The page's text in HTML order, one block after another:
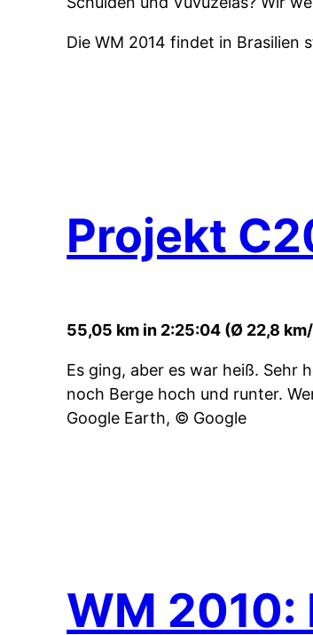
Die WM 2014 findet in Brasilien
Projekt
55,05 km in 2:25:04 (Ø 22,8
Es ging, aber es war heiß. Sehr
noch Berge hoch und runter.
Google Earth, © Google
WM